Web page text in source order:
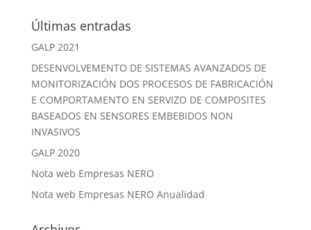
Últimas entradas
GALP 2021
DESENVOLVEMENTO DE SISTEMAS AVANZADOS DE
MONITORIZACIÓN DOS PROCESOS DE FABRICACIÓN
E COMPORTAMENTO EN SERVIZO DE COMPOSITES
BASEADOS EN SENSORES EMBEBIDOS NON
INVASIVOS
GALP 2020
Nota web Empresas NERO
Nota web Empresas NERO Anualidad